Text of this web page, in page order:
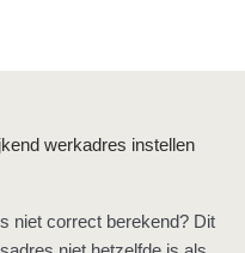
werkadres instellen
niet correct berekend? Dit